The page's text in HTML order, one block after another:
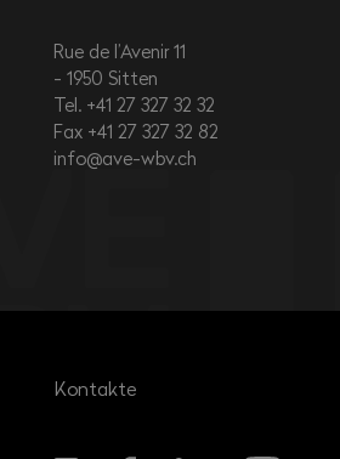
Rue de l’Avenir 11
1950 Sitten
Tel. +41 27 327 32 32
Fax +41 27 327 32 82
info@ave-wbv.ch
Kontakte